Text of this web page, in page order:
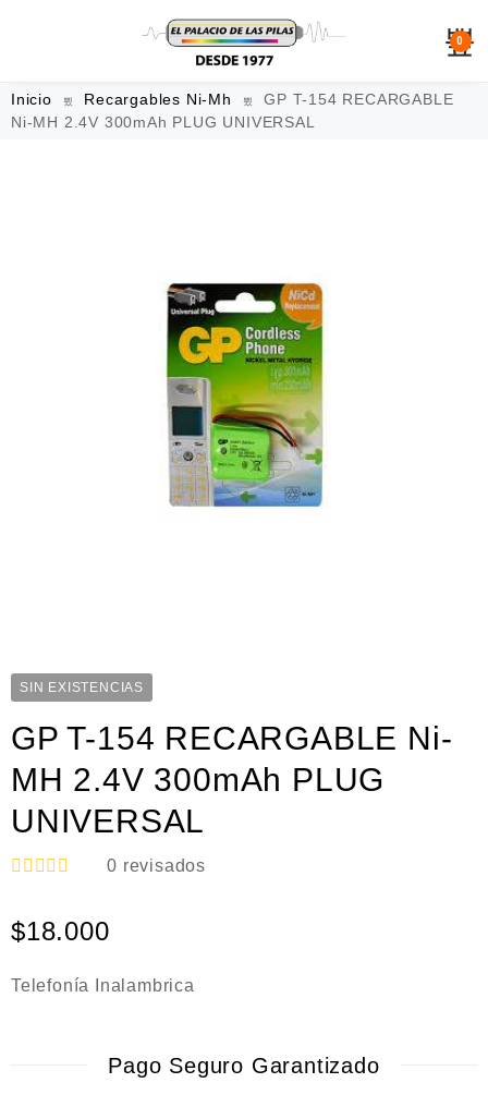
0
Inicio Recargables Ni-Mh
GP T-154 RECARGABLE
Ni-MH 2.4V 300mAh PLUG UNIVERSAL
SIN EXISTENCIAS
GP T-154 RECARGABLE Ni-
MH 2.4V 300mAh PLUG
UNIVERSAL
l
o
a
d
0 revisados
$18.000
Telefonía Inalambrica
Pago Seguro Garantizado